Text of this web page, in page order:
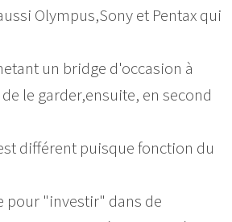
Olympus,Sony et Pentax qui
un bridge d'occasion à
le garder,ensuite, en second
différent puisque fonction du
pour "investir" dans de